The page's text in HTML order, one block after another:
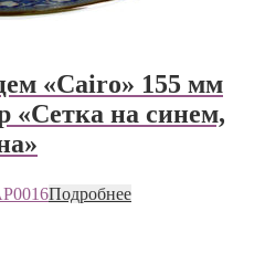
«Cairo» 155 мм
«Сетка на синем,
Подробнее